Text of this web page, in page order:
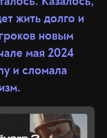
жить долго и
новым
мая 2024
и сломала